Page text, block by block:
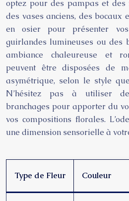
optez pour des pampas et des
des vases anciens, des bocaux
en osier pour présenter
guirlandes lumineuses ou des
ambiance chaleureuse et
peuvent être disposées de
asymétrique, selon le style
N’hésitez pas à utiliser
branchages pour apporter du
vos compositions florales.
une dimension sensorielle à
Type de Fleur Couleur